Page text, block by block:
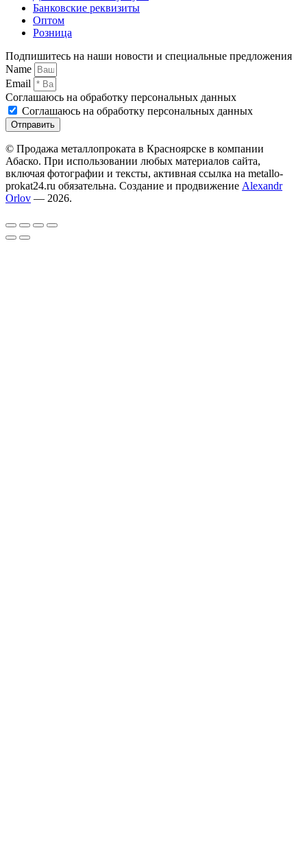
Банковские реквизиты
Оптом
Розница
Подпишитесь на наши новости и специальные предложения
Name
Email
Соглашаюсь на обработку персональных данных
Соглашаюсь на обработку персональных данных
Отправить
© Продажа металлопроката в Красноярске в компании
Абаско. При использовании любых материалов сайта,
включая фотографии и тексты, активная ссылка на metallo-
prokat24.ru обязательна. Создание и продвижение Alexandr
Orlov — 2026.